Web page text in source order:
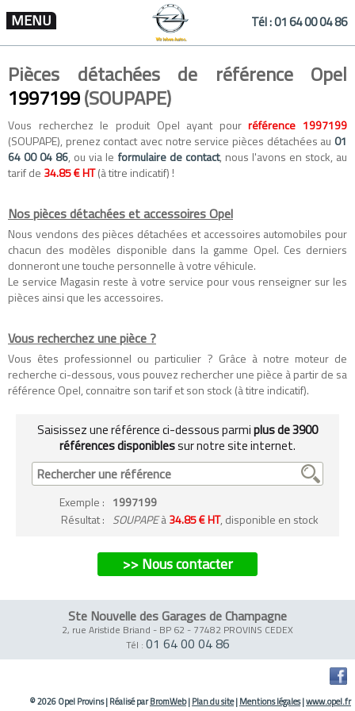
MENU Tél :01 64 00 04 86
Pièces détachées de référence Opel
1997199(SOUPAPE)
Vous recherchez le produit Opel ayant pourréférence 1997199
(SOUPAPE), prenez contact avec notre service pièces détachées au 01
64 00 04 86, ou via le formulaire de contact, nous l'avons en stock, au
tarif de 34.85 € HT(à titre indicatif) !
Nos pièces détachées et accessoires Opel
Nous vendons des pièces détachées etaccessoires automobiles pour
chacun des modèles disponible dans la gamme Opel. Ces derniers
donneront une touche personnelle à votre véhicule.
Le service Magasin reste à votre service pour vous renseigner sur les
pièces ainsi que les accessoires.
Vous recherchez une pièce ?
Vous êtes professionnel ou particulier ? Grâce à notre moteur de
recherche ci-dessous, vous pouvez rechercher une pièce à partir de sa
référence Opel, connaitre son tarif et son stock (à titre indicatif).
Saisissez une référence ci-dessous parmiplus de 3900
références disponiblessur notre site internet.
Exemple : 1997199
Résultat : SOUPAPEà34.85 € HT, disponible en stock
>> Nous contacter
Ste Nouvelle des Garages de Champagne
2, rue Aristide Briand - BP 62 - 77482 PROVINS CEDEX
Tél : 01 64 00 04 86
© 2026 Opel Provins|Réalisé parBromWeb|Plan du site|Mentions légales|www.opel.fr